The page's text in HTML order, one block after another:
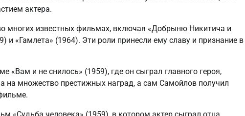
актера.
многих известных фильмах, включая «Добрыню Никитича и
и «Гамлета» (1964). Эти роли принесли ему славу и признание в
«Вам и не снилось» (1959), где он сыграл главного героя,
на множество престижных наград, а сам Самойлов получил
«Судьба человека» (1959), в котором актер сыграл отца